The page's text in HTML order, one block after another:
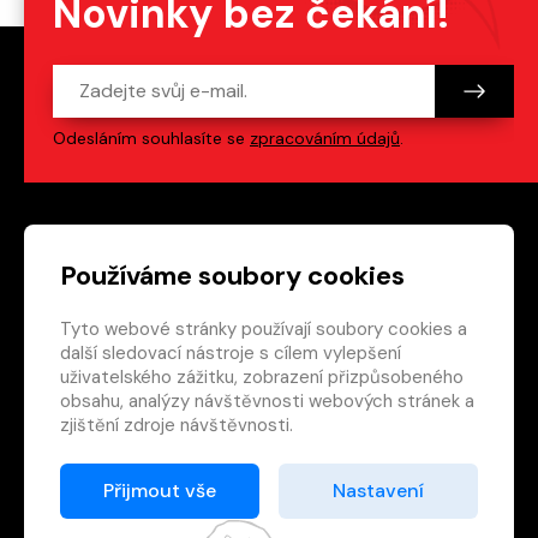
Používáme soubory cookies
Tyto webové stránky používají soubory cookies a
další sledovací nástroje s cílem vylepšení
uživatelského zážitku, zobrazení přizpůsobeného
obsahu, analýzy návštěvnosti webových stránek a
zjištění zdroje návštěvnosti.
Přijmout vše Nastavení
Novinky bez čekání!
Odesláním souhlasíte se zpracováním údajů.
Patička webu Odkazy na sociální
Vedlejší navigace
redakce@crew.cz
Ochrana soukromí
Nastavení cookies
E-shop
© 2026 Nakladatelství CREW s.r.o. Všechna práva